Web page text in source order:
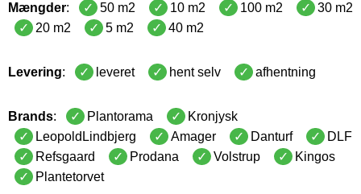
Mængder: 50 m2 10 m2 100 m2
30 m2
20 m2
5 m2 40 m2
Levering: leveret hent selv afhentning
Brands: Plantorama
Kronjysk
LeopoldLindbjerg
Amager Danturf
DLF
Refsgaard
Prodana Volstrup
Kingos
Plantetorvet